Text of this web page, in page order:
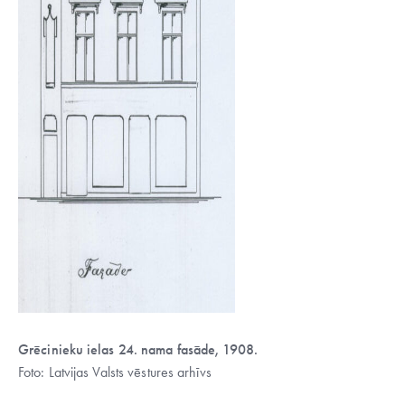
Grēcinieku ielas 24. nama fasāde, 1908.
Foto: Latvijas Valsts vēstures arhīvs